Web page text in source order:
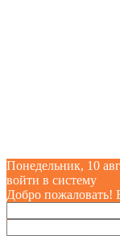
Понедельник, 10
войти в систему
Добро пожаловать!